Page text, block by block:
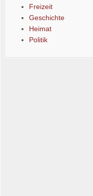
Freizeit
Geschichte
Heimat
Politik